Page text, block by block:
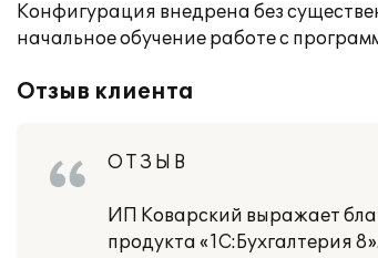
Конфигурация внедрена без
начальное обучение работе с
Отзыв клиента
О Т З Ы В
ИП Коварский выражает
продукта «1С:Бухгалтерия